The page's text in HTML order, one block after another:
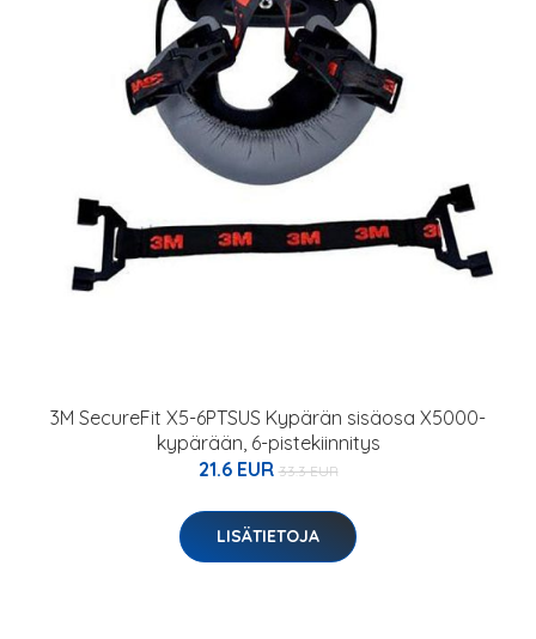
3M SecureFit X5-6PTSUS Kypärän sisäosa X5000-
kypärään, 6-pistekiinnitys
21.6 EUR 33.3 EUR
LISÄTIETOJA